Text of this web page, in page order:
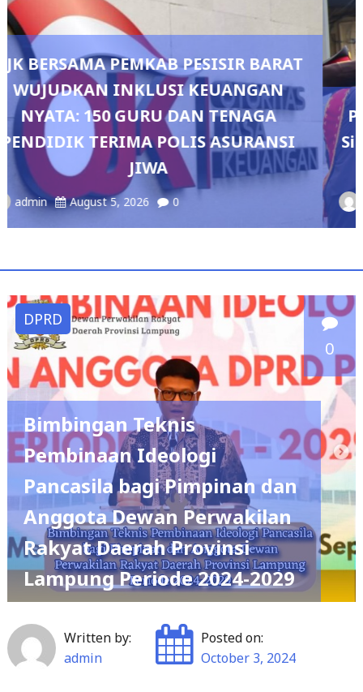
Pedang Pora Sambut Kombes Herbin
Sianipar, Babak Baru Kepemimpinan
Polresta Bandar Lampung
admin August 4, 2026
DPRD
0
Bimbingan Teknis
Pembinaan Ideologi
Pancasila bagi Pimpinan dan
Anggota Dewan Perwakilan
Rakyat Daerah Provinsi
Lampung Periode 2024-2029
Written by:
admin
Posted on:
October 3, 2024